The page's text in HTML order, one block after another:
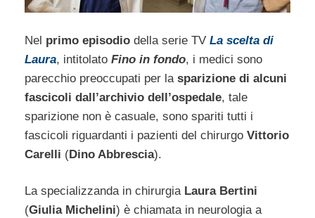
Nel primo episodio della serie TV La scelta di
Laura, intitolato Fino in fondo, i medici sono
parecchio preoccupati per la sparizione di alcuni
fascicoli dall’archivio dell’ospedale, tale
sparizione non è casuale, sono spariti tutti i
fascicoli riguardanti i pazienti del chirurgo Vittorio
Carelli (Dino Abbrescia).
La specializzanda in chirurgia Laura Bertini
(Giulia Michelini) è chiamata in neurologia a